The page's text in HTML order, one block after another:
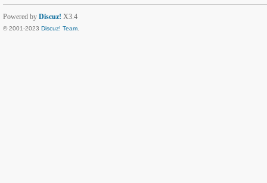
Powered by Discuz! X3.4
© 2001-2023 Discuz! Team